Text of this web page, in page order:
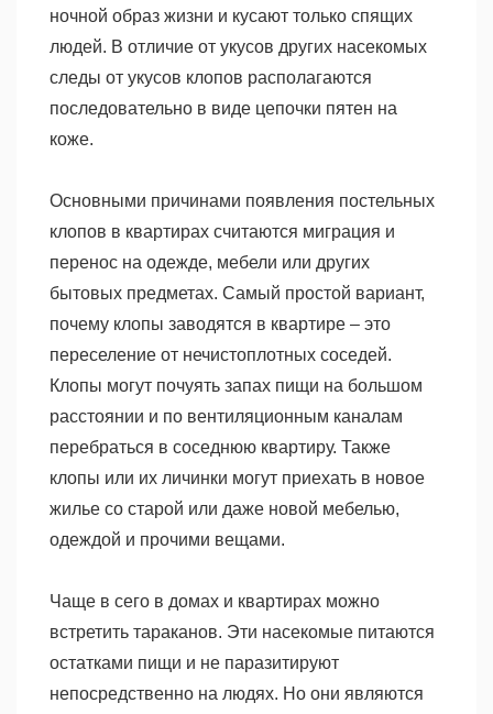
ночной образ жизни и кусают только спящих
людей. В отличие от укусов других насекомых
следы от укусов клопов располагаются
последовательно в виде цепочки пятен на
коже.
Основными причинами появления постельных
клопов в квартирах считаются миграция и
перенос на одежде, мебели или других
бытовых предметах. Самый простой вариант,
почему клопы заводятся в квартире – это
переселение от нечистоплотных соседей.
Клопы могут почуять запах пищи на большом
расстоянии и по вентиляционным каналам
перебраться в соседнюю квартиру. Также
клопы или их личинки могут приехать в новое
жилье со старой или даже новой мебелью,
одеждой и прочими вещами.
Чаще в сего в домах и квартирах можно
встретить тараканов. Эти насекомые питаются
остатками пищи и не паразитируют
непосредственно на людях. Но они являются